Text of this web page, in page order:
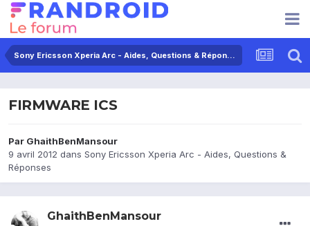
Sony Ericsson Xperia Arc - Aides, Questions & Réponses
FIRMWARE ICS
Par GhaithBenMansour
9 avril 2012 dans Sony Ericsson Xperia Arc - Aides, Questions &
Réponses
GhaithBenMansour